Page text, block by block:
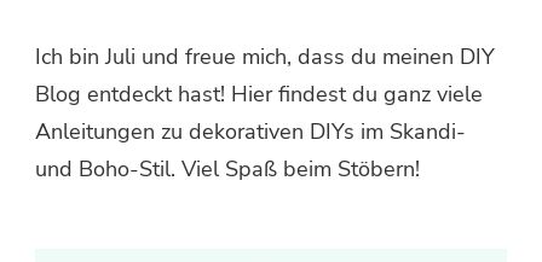
Ich bin Juli und freue mich, dass du meinen DIY
Blog entdeckt hast! Hier findest du ganz viele
Anleitungen zu dekorativen DIYs im Skandi-
und Boho-Stil. Viel Spaß beim Stöbern!